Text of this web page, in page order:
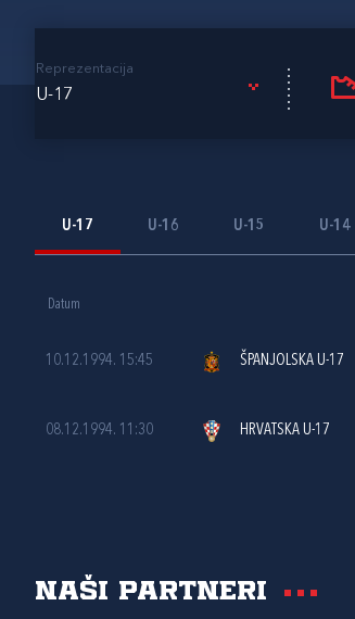
Reprezentacija
U-17
U-17 U-16 U-15 U-14
Datum
10.12.1994. 15:45 ŠPANJOLSKA U-17
08.12.1994. 11:30 HRVATSKA U-17
Naši partneri